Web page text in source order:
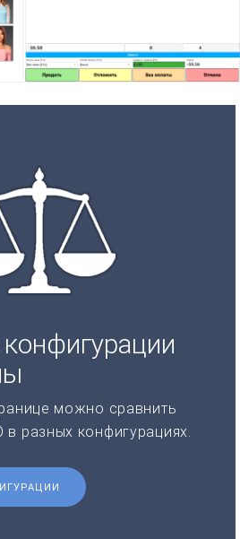
можно сравнить
разных конфигурациях.